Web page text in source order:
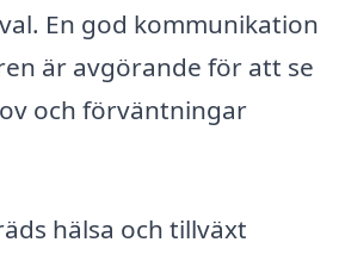
En god kommunikation
är avgörande för att se
och förväntningar
hälsa och tillväxt